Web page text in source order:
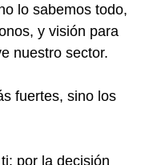
lo sabemos todo,
y visión para
nuestro sector.
fuertes, sino los
por la decisión